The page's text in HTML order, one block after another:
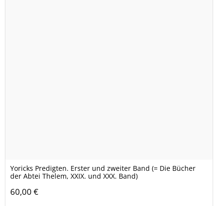
Yoricks Predigten. Erster und zweiter Band (= Die Bücher
der Abtei Thelem, XXIX. und XXX. Band)
60,00 €